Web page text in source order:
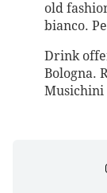
old
bianco.
Drink
Bologna.
Musichini